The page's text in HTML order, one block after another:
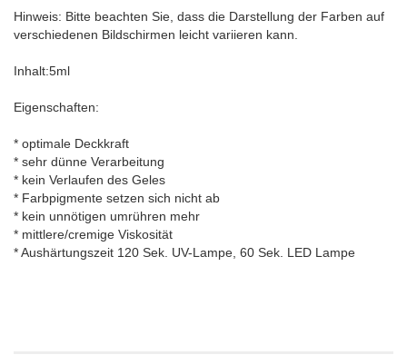
Hinweis: Bitte beachten Sie, dass die Darstellung der Farben auf
verschiedenen Bildschirmen leicht variieren kann.
Inhalt:5ml
Eigenschaften:
* optimale Deckkraft
* sehr dünne Verarbeitung
* kein Verlaufen des Geles
* Farbpigmente setzen sich nicht ab
* kein unnötigen umrühren mehr
* mittlere/cremige Viskosität
* Aushärtungszeit 120 Sek. UV-Lampe, 60 Sek. LED Lampe